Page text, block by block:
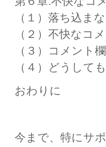
（１）落ち込ま
（２）不快なコ
（３）コメント
（４）どうして
おわりに
今まで、特にサ